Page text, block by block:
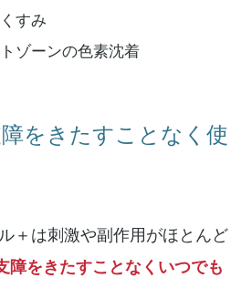
すみ
ゾーンの色素沈着
をきたすことなく使
＋は刺激や副作用がほとんど
障をきたすことなくいつでも